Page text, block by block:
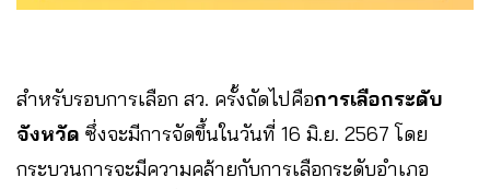
สำหรับรอบการเลือก สว. ครั้งถัดไปคือการเลือกระดับ
จังหวัด ซึ่งจะมีการจัดขึ้นในวันที่ 16 มิ.ย. 2567 โดย
กระบวนการจะมีความคล้ายกับการเลือกระดับอำเภอ